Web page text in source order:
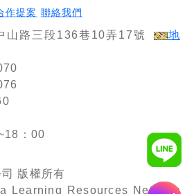
作提案 聯絡我們
山路三段136巷10弄17號
地
：00
版權所有
Learning Resources Network